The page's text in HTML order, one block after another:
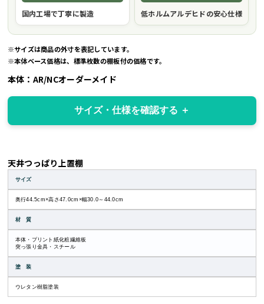
国内工場で丁寧に製造 低ホルムアルデヒドの安心仕様
※サイズは商品の外寸を表記しています。
※本体ベース価格は、標準枚数の棚板付の価格です。
本体：AR/NCオーダーメイド
サイズ・仕様を確認する
天井つっぱり上置棚
サイズ
奥行44.5cm×高さ47.0cm×幅30.0～44.0cm
材 質
本体・プリント紙化粧繊維板
突っ張り金具・スチール
塗 装
ウレタン樹脂塗装